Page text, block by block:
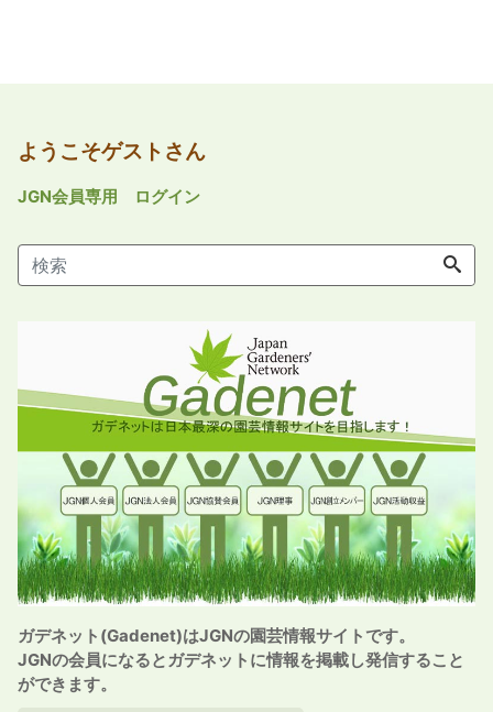
ようこそゲストさん
JGN会員専用 ログイン
ガデネット(Gadenet)はJGNの園芸情報サイトです。
JGNの会員になるとガデネットに情報を掲載し発信すること
ができます。